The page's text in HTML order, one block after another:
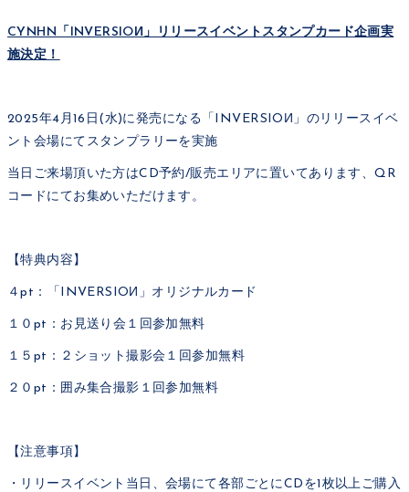
CYNHN「INVERSIOИ」リリースイベントスタンプカード企画実
施決定！
2025年4月16日(水)に発売になる「INVERSIOИ」のリリースイベ
ント会場にてスタンプラリーを実施
当日ご来場頂いた方はCD予約/販売エリアに置いてあります、QR
コードにてお集めいただけます。
【特典内容】
４pt：「INVERSIOИ」オリジナルカード
１０pt：お見送り会１回参加無料
１５pt：２ショット撮影会１回参加無料
２０pt：囲み集合撮影１回参加無料
【注意事項】
・リリースイベント当日、会場にて各部ごとにCDを1枚以上ご購入